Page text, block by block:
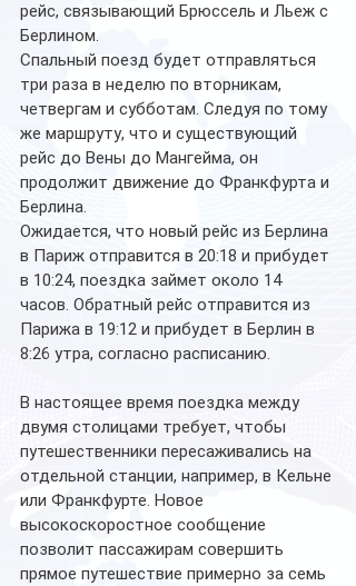
рейс, связывающий Брюссель и Льеж с
Берлином.
Спальный поезд будет отправляться
три раза в неделю по вторникам,
четвергам и субботам. Следуя по тому
же маршруту, что и существующий
рейс до Вены до Мангейма, он
продолжит движение до Франкфурта и
Берлина.
Ожидается, что новый рейс из Берлина
в Париж отправится в 20:18 и прибудет
в 10:24, поездка займет около 14
часов. Обратный рейс отправится из
Парижа в 19:12 и прибудет в Берлин в
8:26 утра, согласно расписанию.
В настоящее время поездка между
двумя столицами требует, чтобы
путешественники пересаживались на
отдельной станции, например, в Кельне
или Франкфурте. Новое
высокоскоростное сообщение
позволит пассажирам совершить
прямое путешествие примерно за семь